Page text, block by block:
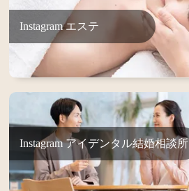
Instagram エステ
Instagram アイデンタル結婚相談所